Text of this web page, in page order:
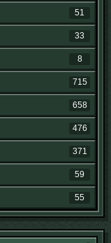
51
33
8
715
658
476
371
59
55